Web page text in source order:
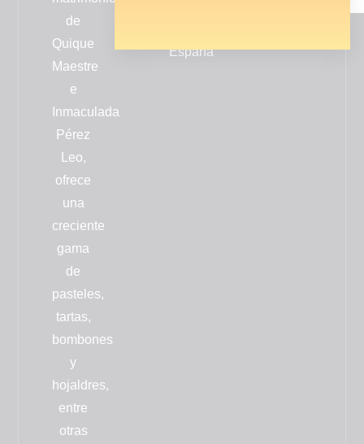
de
Quique
Maestre
e
Inmaculada
Pérez
Leo,
ofrece
una
creciente
gama
de
pasteles,
tartas,
bombones
y
hojaldres,
entre
otras
España